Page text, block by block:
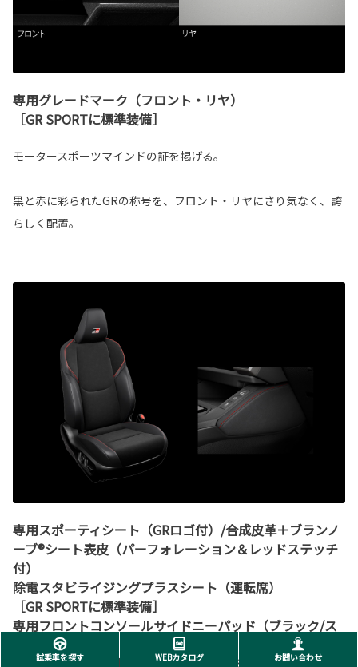
専用グレードマーク（フロント・リヤ）
［GR SPORTに標準装備］
モータースポーツマインドの証を掲げる。
黒と赤に彩られたGRの称号を、フロント・リヤにさり気なく、誇
らしく配置。
専用スポーティシート（GRロゴ付）/合成皮革＋ブランノ
ーブ®シート表皮（パーフォレーション＆レッドステッチ
付）
除電スタビライジングプラスシート（運転席）
［GR SPORTに標準装備］
専用フロントコンソールサイドニーパッド（ブラック/ス
エード調表皮巻き・レッドステッチ付）
試乗車を探す WEBカタログ お問い合わせ